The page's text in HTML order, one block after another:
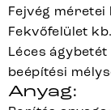
Fejvég méretei
Fekvőfelület
Léces
beépítési
Anyag: